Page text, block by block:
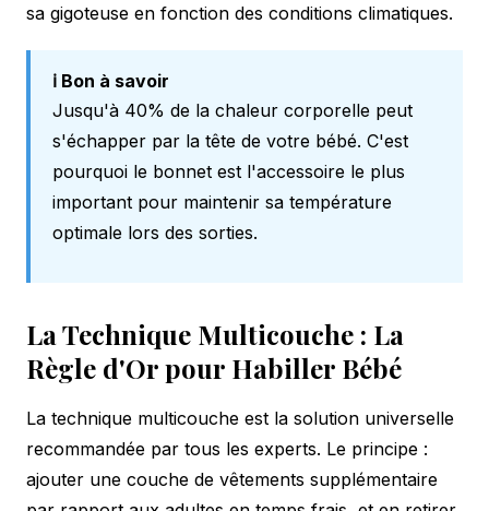
sa gigoteuse en fonction des conditions climatiques.
ℹ️ Bon à savoir
Jusqu'à 40% de la chaleur corporelle peut
s'échapper par la tête de votre bébé. C'est
pourquoi le bonnet est l'accessoire le plus
important pour maintenir sa température
optimale lors des sorties.
La Technique Multicouche : La
Règle d'Or pour Habiller Bébé
La technique multicouche est la solution universelle
recommandée par tous les experts. Le principe :
ajouter une couche de vêtements supplémentaire